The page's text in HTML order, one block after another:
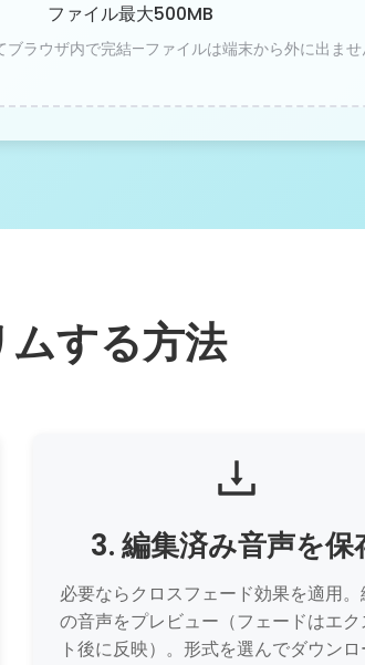
ファイル最大500MB
ブラウザ内で完結—ファイルは端末から外に出ませ
する方法
3. 編集済み音声を保
必要ならクロスフェード効果を適用。
の音声をプレビュー（フェードはエク
ト後に反映）。形式を選んでダウンロ